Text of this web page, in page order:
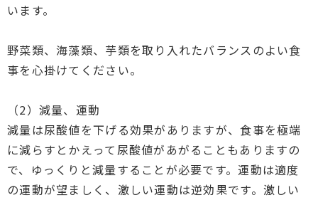
います。
野菜類、海藻類、芋類を取り入れたバランスのよい食
事を心掛けてください。
（2）減量、運動
減量は尿酸値を下げる効果がありますが、食事を極端
に減らすとかえって尿酸値があがることもありますの
で、ゆっくりと減量することが必要です。運動は適度
の運動が望ましく、激しい運動は逆効果です。激しい